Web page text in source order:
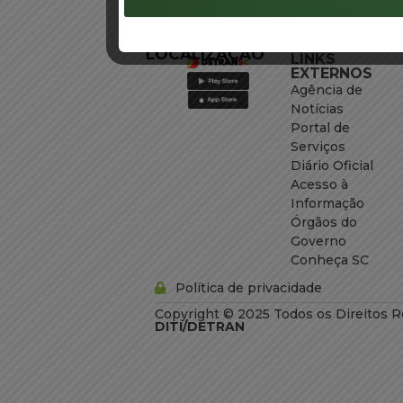
LINKS
EXTERNOS
Agência de
Notícias
Portal de
Serviços
Diário Oficial
Acesso à
Informação
Órgãos do
Governo
Conheça SC
Política de privacidade
LOCALIZAÇÃO
Copyright © 2025 Todos os Direitos
DITI/DETRAN